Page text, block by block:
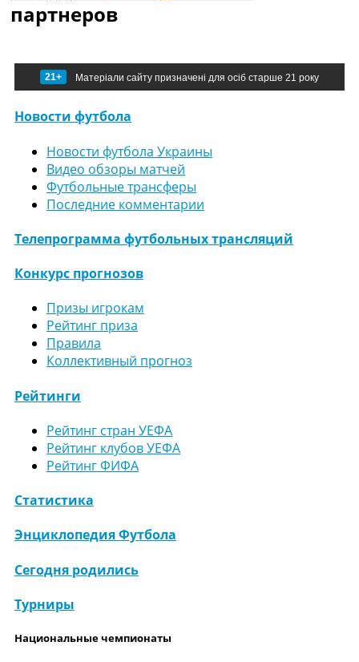
партнеров
21+ Матеріали сайту призначені для осіб старше 21 року
Новости футбола
Новости футбола Украины
Видео обзоры матчей
Футбольные трансферы
Последние комментарии
Телепрограмма футбольных трансляций
Конкурс прогнозов
Призы игрокам
Рейтинг приза
Правила
Коллективный прогноз
Рейтинги
Рейтинг стран УЕФА
Рейтинг клубов УЕФА
Рейтинг ФИФА
Статистика
Энциклопедия Футбола
Сегодня родились
Турниры
Национальные чемпионаты